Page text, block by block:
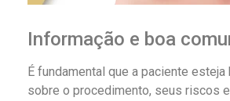
Informação e boa
É fundamental que a paciente
sobre o procedimento, seus riscos